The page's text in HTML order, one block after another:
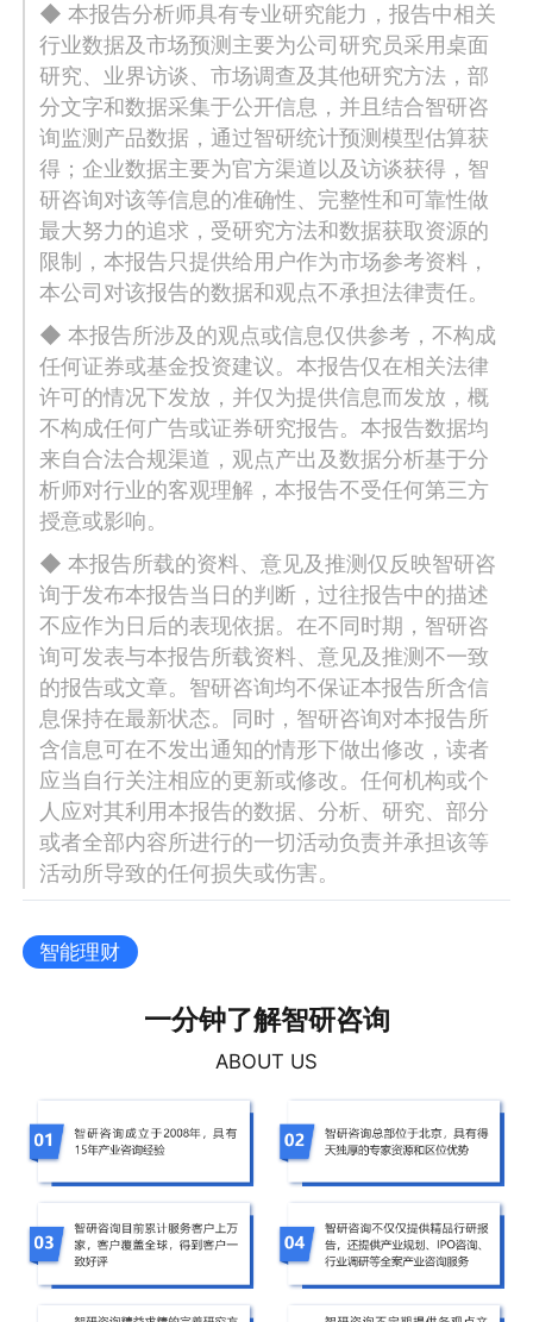
◆ 本报告分析师具有专业研究能力，报告中相关
行业数据及市场预测主要为公司研究员采用桌面
研究、业界访谈、市场调查及其他研究方法，部
分文字和数据采集于公开信息，并且结合智研咨
询监测产品数据，通过智研统计预测模型估算获
得；企业数据主要为官方渠道以及访谈获得，智
研咨询对该等信息的准确性、完整性和可靠性做
最大努力的追求，受研究方法和数据获取资源的
限制，本报告只提供给用户作为市场参考资料，
本公司对该报告的数据和观点不承担法律责任。
◆ 本报告所涉及的观点或信息仅供参考，不构成
任何证券或基金投资建议。本报告仅在相关法律
许可的情况下发放，并仅为提供信息而发放，概
不构成任何广告或证券研究报告。本报告数据均
来自合法合规渠道，观点产出及数据分析基于分
析师对行业的客观理解，本报告不受任何第三方
授意或影响。
◆ 本报告所载的资料、意见及推测仅反映智研咨
询于发布本报告当日的判断，过往报告中的描述
不应作为日后的表现依据。在不同时期，智研咨
询可发表与本报告所载资料、意见及推测不一致
的报告或文章。智研咨询均不保证本报告所含信
息保持在最新状态。同时，智研咨询对本报告所
含信息可在不发出通知的情形下做出修改，读者
应当自行关注相应的更新或修改。任何机构或个
人应对其利用本报告的数据、分析、研究、部分
或者全部内容所进行的一切活动负责并承担该等
活动所导致的任何损失或伤害。
智能理财
一分钟了解智研咨询
ABOUT US